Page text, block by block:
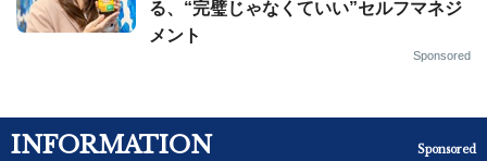
る、“完璧じゃなくていい”セルフマネジ
メント
Sponsored
INFORMATION Sponsored